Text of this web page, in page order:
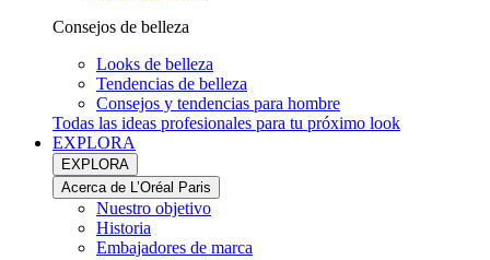
Consejos de belleza
Looks de belleza
Tendencias de belleza
Consejos y tendencias para hombre
Todas las ideas profesionales para tu próximo look
EXPLORA
EXPLORA
Acerca de L’Oréal Paris
Nuestro objetivo
Historia
Embajadores de marca